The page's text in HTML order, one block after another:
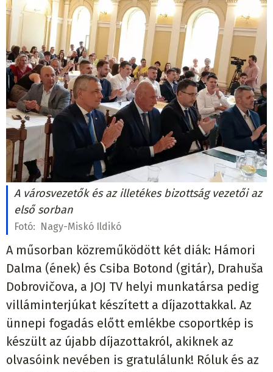
A városvezetők és az illetékes bizottság vezetői az
első sorban
Fotó: Nagy-Miskó Ildikó
A műsorban közreműködött két diák: Hámori
Dalma (ének) és Csiba Botond (gitár), Drahuša
Dobrovičova, a JOJ TV helyi munkatársa pedig
villáminterjúkat készített a díjazottakkal. Az
ünnepi fogadás előtt emlékbe csoportkép is
készült az újabb díjazottakról, akiknek az
olvasóink nevében is gratulálunk! Róluk és az